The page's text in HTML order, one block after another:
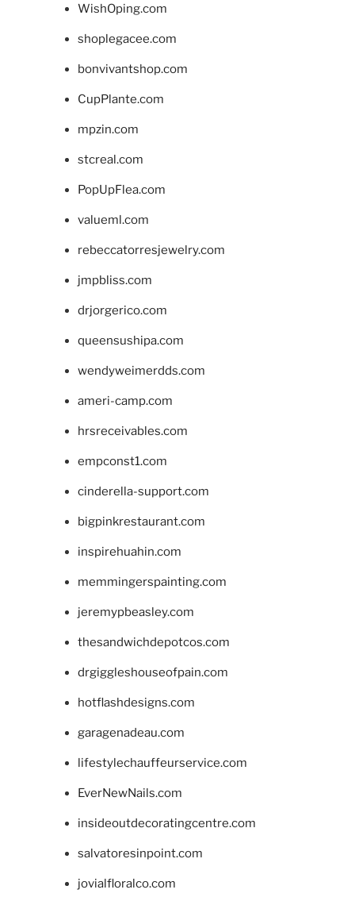
WishOping.com
shoplegacee.com
bonvivantshop.com
CupPlante.com
mpzin.com
stcreal.com
PopUpFlea.com
valueml.com
rebeccatorresjewelry.com
jmpbliss.com
drjorgerico.com
queensushipa.com
wendyweimerdds.com
ameri-camp.com
hrsreceivables.com
empconst1.com
cinderella-support.com
bigpinkrestaurant.com
inspirehuahin.com
memmingerspainting.com
jeremypbeasley.com
thesandwichdepotcos.com
drgiggleshouseofpain.com
hotflashdesigns.com
garagenadeau.com
lifestylechauffeurservice.com
EverNewNails.com
insideoutdecoratingcentre.com
salvatoresinpoint.com
jovialfloralco.com